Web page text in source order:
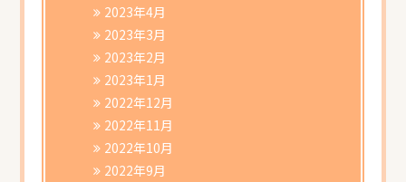
2023年4月
2023年3月
2023年2月
2023年1月
2022年12月
2022年11月
2022年10月
2022年9月